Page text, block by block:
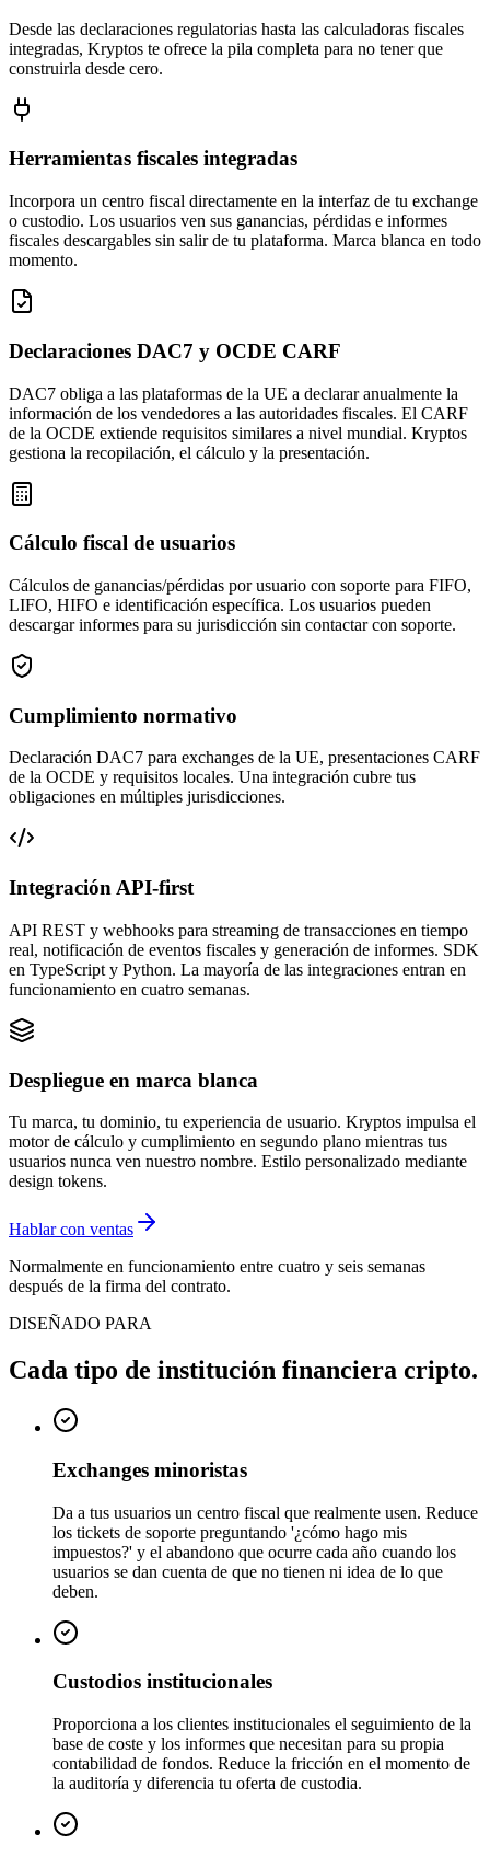
Desde las declaraciones regulatorias hasta las calculadoras fiscales
integradas, Kryptos te ofrece la pila completa para no tener que
construirla desde cero.
Herramientas fiscales integradas
Incorpora un centro fiscal directamente en la interfaz de tu exchange
o custodio. Los usuarios ven sus ganancias, pérdidas e informes
fiscales descargables sin salir de tu plataforma. Marca blanca en todo
momento.
Declaraciones DAC7 y OCDE CARF
DAC7 obliga a las plataformas de la UE a declarar anualmente la
información de los vendedores a las autoridades fiscales. El CARF
de la OCDE extiende requisitos similares a nivel mundial. Kryptos
gestiona la recopilación, el cálculo y la presentación.
Cálculo fiscal de usuarios
Cálculos de ganancias/pérdidas por usuario con soporte para FIFO,
LIFO, HIFO e identificación específica. Los usuarios pueden
descargar informes para su jurisdicción sin contactar con soporte.
Cumplimiento normativo
Declaración DAC7 para exchanges de la UE, presentaciones CARF
de la OCDE y requisitos locales. Una integración cubre tus
obligaciones en múltiples jurisdicciones.
Integración API-first
API REST y webhooks para streaming de transacciones en tiempo
real, notificación de eventos fiscales y generación de informes. SDK
en TypeScript y Python. La mayoría de las integraciones entran en
funcionamiento en cuatro semanas.
Despliegue en marca blanca
Tu marca, tu dominio, tu experiencia de usuario. Kryptos impulsa el
motor de cálculo y cumplimiento en segundo plano mientras tus
usuarios nunca ven nuestro nombre. Estilo personalizado mediante
design tokens.
Hablar con ventas
Normalmente en funcionamiento entre cuatro y seis semanas
después de la firma del contrato.
DISEÑADO PARA
Cada tipo de institución financiera cripto.
Exchanges minoristas
Da a tus usuarios un centro fiscal que realmente usen. Reduce
los tickets de soporte preguntando '¿cómo hago mis
impuestos?' y el abandono que ocurre cada año cuando los
usuarios se dan cuenta de que no tienen ni idea de lo que
deben.
Custodios institucionales
Proporciona a los clientes institucionales el seguimiento de la
base de coste y los informes que necesitan para su propia
contabilidad de fondos. Reduce la fricción en el momento de
la auditoría y diferencia tu oferta de custodia.